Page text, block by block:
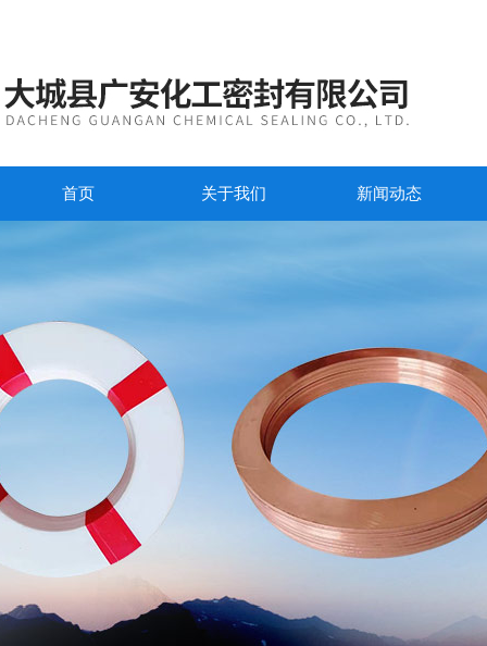
首页 关于我们 新闻动态